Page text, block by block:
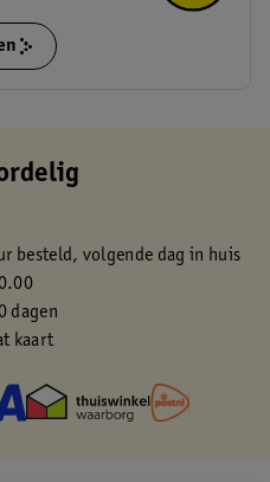
besteld, volgende dag in huis
dagen
kaart